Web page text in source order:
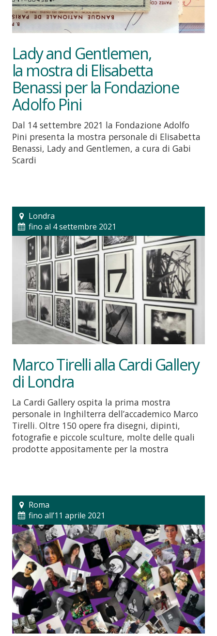
Lady and Gentlemen,
la mostra di Elisabetta
Benassi per la Fondazione
Adolfo Pini
Dal 14 settembre 2021 la Fondazione Adolfo
Pini presenta la mostra personale di Elisabetta
Benassi, Lady and Gentlemen, a cura di Gabi
Scardi
Londra
fino al 4 settembre 2021
Marco Tirelli alla Cardi Gallery
di Londra
La Cardi Gallery ospita la prima mostra
personale in Inghilterra dell’accademico Marco
Tirelli. Oltre 150 opere fra disegni, dipinti,
fotografie e piccole sculture, molte delle quali
prodotte appositamente per la mostra
Roma
fino all’11 aprile 2021